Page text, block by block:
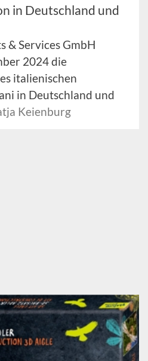
in Deutschland und
& Services GmbH
2024 die
italienischen
in Deutschland und
Keienburg